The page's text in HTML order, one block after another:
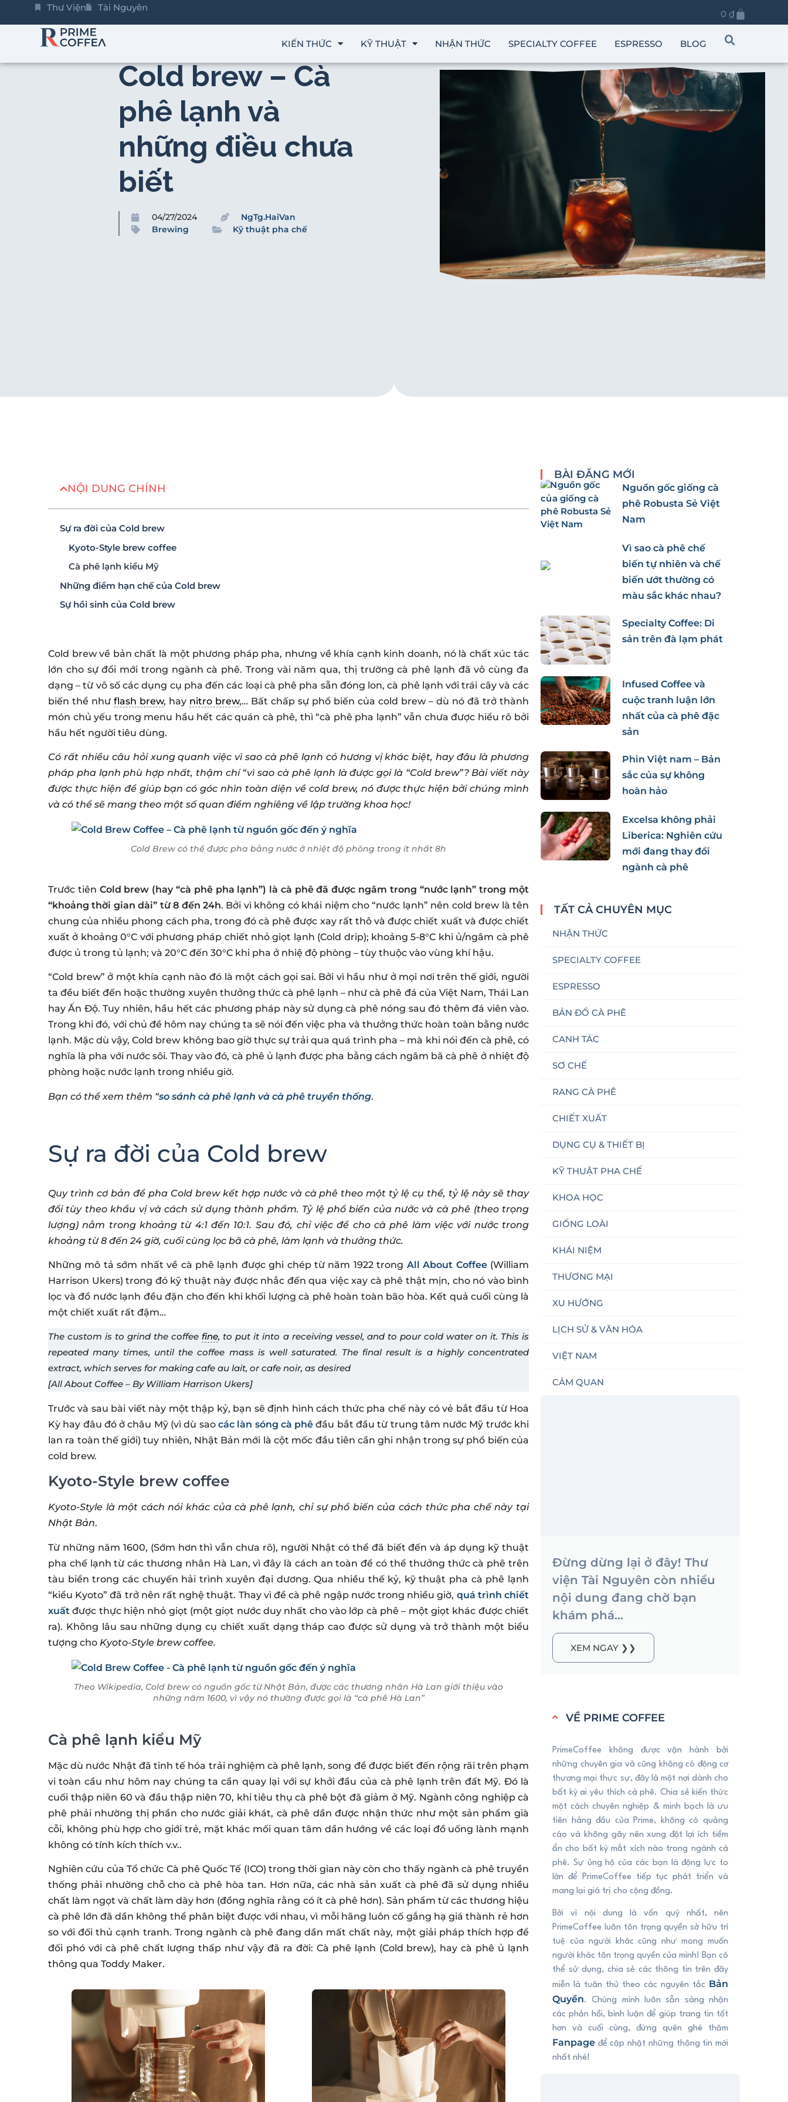
Thư Viện Tài Nguyên
0 ₫
KIẾN THỨC KỸ THUẬT NHẬN THỨC SPECIALTY COFFEE ESPRESSO BLOG
Cold brew – Cà
phê lạnh và
những điều chưa
biết
04/27/2024
NgTg.HaiVan
Brewing
Kỹ thuật pha chế
NỘI DUNG CHÍNH
Sự ra đời của Cold brew
Kyoto-Style brew coffee
Cà phê lạnh kiểu Mỹ
Những điểm hạn chế của Cold brew
Sự hồi sinh của Cold brew
Cold brew về bản chất là một phương pháp pha, nhưng về khía cạnh kinh doanh, nó là chất xúc tác
lớn cho sự đổi mới trong ngành cà phê. Trong vài năm qua, thị trường cà phê lạnh đã vô cùng đa
dạng – từ vô số các dụng cụ pha đến các loại cà phê pha sẵn đóng lon, cà phê lạnh với trái cây và các
biến thể như flash brew, hay nitro brew,… Bất chấp sự phổ biến của cold brew – dù nó đã trở thành
món chủ yếu trong menu hầu hết các quán cà phê, thì “cà phê pha lạnh” vẫn chưa được hiểu rõ bởi
hầu hết người tiêu dùng.
Có rất nhiều câu hỏi xung quanh việc vì sao cà phê lạnh có hương vị khác biệt, hay đâu là phương
pháp pha lạnh phù hợp nhất, thậm chí “vì sao cà phê lạnh là được gọi là “Cold brew”? Bài viết này
được thực hiện để giúp bạn có góc nhìn toàn diện về cold brew, nó được thực hiện bởi chúng mình
và có thể sẽ mang theo một số quan điểm nghiêng về lập trường khoa học!
Cold Brew có thể được pha bằng nước ở nhiệt độ phòng trong ít nhất 8h
Trước tiên Cold brew (hay “cà phê pha lạnh”) là cà phê đã được ngâm trong “nước lạnh” trong một
“khoảng thời gian dài” từ 8 đến 24h. Bởi vì không có khái niệm cho “nước lạnh” nên cold brew là tên
chung của nhiều phong cách pha, trong đó cà phê được xay rất thô và được chiết xuất và được chiết
xuất ở khoảng 0°C với phương pháp chiết nhỏ giọt lạnh (Cold drip); khoảng 5-8°C khi ủ/ngâm cà phê
được ủ trong tủ lạnh; và 20°C đến 30°C khi pha ở nhiệ độ phòng – tùy thuộc vào vùng khí hậu.
“Cold brew” ở một khía cạnh nào đó là một cách gọi sai. Bởi vì hầu như ở mọi nơi trên thế giới, người
ta đều biết đến hoặc thường xuyên thưởng thức cà phê lạnh – như cà phê đá của Việt Nam, Thái Lan
hay Ấn Độ. Tuy nhiên, hầu hết các phương pháp này sử dụng cà phê nóng sau đó thêm đá viên vào.
Trong khi đó, với chủ đề hôm nay chúng ta sẽ nói đến việc pha và thưởng thức hoàn toàn bằng nước
lạnh. Mặc dù vậy, Cold brew không bao giờ thực sự trải qua quá trình pha – mà khi nói đến cà phê, có
nghĩa là pha với nước sôi. Thay vào đó, cà phê ủ lạnh được pha bằng cách ngâm bã cà phê ở nhiệt độ
phòng hoặc nước lạnh trong nhiều giờ.
Bạn có thể xem thêm “so sánh cà phê lạnh và cà phê truyền thống.
Sự ra đời của Cold brew
Quy trình cơ bản để pha Cold brew kết hợp nước và cà phê theo một tỷ lệ cụ thể, tỷ lệ này sẽ thay
đổi tùy theo khẩu vị và cách sử dụng thành phẩm. Tỷ lệ phổ biến của nước và cà phê (theo trọng
lượng) nằm trong khoảng từ 4:1 đến 10:1. Sau đó, chỉ việc để cho cà phê làm việc với nước trong
khoảng từ 8 đến 24 giờ, cuối cùng lọc bã cà phê, làm lạnh và thưởng thức.
Những mô tả sớm nhất về cà phê lạnh được ghi chép từ năm 1922 trong All About Coffee(William
Harrison Ukers) trong đó kỹ thuật này được nhắc đến qua việc xay cà phê thật mịn, cho nó vào bình
lọc và đổ nước lạnh đều đặn cho đến khi khối lượng cà phê hoàn toàn bão hòa. Kết quả cuối cùng là
một chiết xuất rất đậm…
The custom is to grind the coffeefine, to put it into a receiving vessel, and to pour cold water on it. This is
repeated many times, until the coffee mass is well saturated. The final result is a highly concentrated
extract, which serves for making cafe au lait, or cafe noir, as desired
[All About Coffee – By William Harrison Ukers]
Trước và sau bài viết này một thập kỷ, bạn sẽ định hình cách thức pha chế này có vẻ bắt đầu từ Hoa
Kỳ hay đâu đó ở châu Mỹ (vì dù sao các làn sóng cà phê đầu bắt đầu từ trung tâm nước Mỹ trước khi
lan ra toàn thế giới) tuy nhiên, Nhật Bản mới là cột mốc đầu tiên cần ghi nhận trong sự phổ biến của
cold brew.
Kyoto-Style brew coffee
Kyoto-Style là một cách nói khác của cà phê lạnh, chỉ sự phổ biến của cách thức pha chế này tại
Nhật Bản.
Từ những năm 1600, (Sớm hơn thì vẫn chưa rõ), người Nhật có thể đã biết đến và áp dụng kỹ thuật
pha chế lạnh từ các thương nhân Hà Lan, vì đây là cách an toàn để có thể thưởng thức cà phê trên
tàu biển trong các chuyến hải trình xuyên đại dương. Qua nhiều thế kỷ, kỹ thuật pha cà phê lạnh
“kiểu Kyoto” đã trở nên rất nghệ thuật. Thay vì để cà phê ngập nước trong nhiều giờ, quá trình chiết
xuất được thực hiện nhỏ giọt (một giọt nước duy nhất cho vào lớp cà phê – một giọt khác được chiết
ra). Không lâu sau những dụng cụ chiết xuất dạng tháp cao được sử dụng và trở thành một biểu
tượng cho Kyoto-Style brew coffee.
Theo Wikipedia, Cold brew có nguồn gốc từ Nhật Bản, được các thương nhân Hà Lan giới thiệu vào
những năm 1600, vì vậy nó thường được gọi là “cà phê Hà Lan”
Cà phê lạnh kiểu Mỹ
Mặc dù nước Nhật đã tinh tế hóa trải nghiệm cà phê lạnh, song để được biết đến rộng rãi trên phạm
vi toàn cầu như hôm nay chúng ta cần quay lại với sự khởi đầu của cà phê lạnh trên đất Mỹ. Đó là
cuối thập niên 60 và đầu thập niên 70, khi tiêu thụ cà phê bột đã giảm ở Mỹ. Ngành công nghiệp cà
phê phải nhường thị phần cho nước giải khát, cà phê dần được nhận thức như một sản phẩm già
cỗi, không phù hợp cho giới trẻ, mặt khác mối quan tâm dần hướng về các loại đồ uống lành mạnh
không có tính kích thích v.v..
Nghiên cứu của Tổ chức Cà phê Quốc Tế (ICO) trong thời gian này còn cho thấy ngành cà phê truyền
thống phải nhường chỗ cho cà phê hòa tan. Hơn nữa, các nhà sản xuất cà phê đã sử dụng nhiều
chất làm ngọt và chất làm dày hơn (đồng nghĩa rằng có ít cà phê hơn). Sản phẩm từ các thương hiệu
cà phê lớn đã dần không thể phân biệt được với nhau, vì mỗi hãng luôn cố gắng hạ giá thành rẻ hơn
so với đối thủ cạnh tranh. Trong ngành cà phê đang dần mất chất này, một giải pháp thích hợp để
đối phó với cà phê chất lượng thấp như vậy đã ra đời: Cà phê lạnh (Cold brew), hay cà phê ủ lạnh
thông qua Toddy Maker.
BÀI ĐĂNG MỚI
Nguồn gốc giống cà
phê Robusta Sẻ Việt
Nam
Vì sao cà phê chế
biến tự nhiên và chế
biến ướt thường có
màu sắc khác nhau?
Specialty Coffee: Di
sản trên đà lạm phát
Infused Coffee và
cuộc tranh luận lớn
nhất của cà phê đặc
sản
Phin Việt nam – Bản
sắc của sự không
hoàn hảo
Excelsa không phải
Liberica: Nghiên cứu
mới đang thay đổi
ngành cà phê
TẤT CẢ CHUYÊN MỤC
NHẬN THỨC
SPECIALTY COFFEE
ESPRESSO
BẢN ĐỒ CÀ PHÊ
CANH TÁC
SƠ CHẾ
RANG CÀ PHÊ
CHIẾT XUẤT
DỤNG CỤ & THIẾT BỊ
KỸ THUẬT PHA CHẾ
KHOA HỌC
GIỐNG LOÀI
KHÁI NIỆM
THƯƠNG MẠI
XU HƯỚNG
LỊCH SỬ & VĂN HÓA
VIỆT NAM
CẢM QUAN
Đừng dừng lại ở đây! Thư
viện Tài Nguyên còn nhiều
nội dung đang chờ bạn
khám phá...
XEM NGAY ❯❯
VỀ PRIME COFFEE
PrimeCoffee không được vận hành bởi
những chuyên gia và cũng không có động cơ
thương mại thực sự, đây là một nơi dành cho
bất kỳ ai yêu thích cà phê. Chia sẻ kiến thức
một cách chuyên nghiệp & minh bạch là ưu
tiên hàng đầu của Prime, không có quảng
cáo và không gây nên xung đột lợi ích tiềm
ẩn cho bất kỳ mắt xích nào trong ngành cà
phê. Sự ủng hộ của các bạn là động lực to
lớn để PrimeCoffee tiếp tục phát triển và
mang lại giá trị cho cộng đồng.
Bởi vì nội dung là vốn quý nhất, nên
PrimeCoffee luôn tôn trọng quyền sở hữu trí
tuệ của người khác cũng như mong muốn
người khác tôn trọng quyền của mình! Bạn có
thể sử dụng, chia sẻ các thông tin trên đây
miễn là tuân thủ theo các nguyên tắc Bản
Quyền. Chúng mình luôn sẵn sàng nhận
các phản hồi, bình luận để giúp trang tin tốt
hơn và cuối cùng, đừng quên ghé thăm
Fanpage để cập nhật những thông tin mới
nhất nhé!